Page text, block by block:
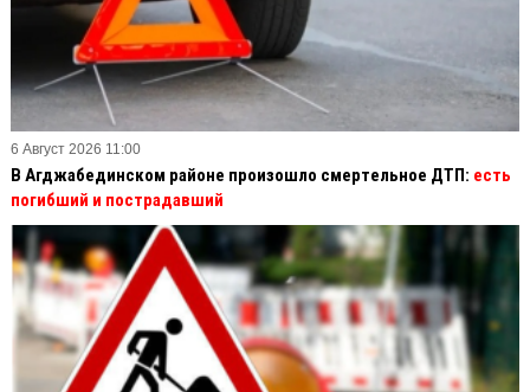
6 Август 2026 11:00
В Агджабединском районе произошло смертельное ДТП: есть
погибший и пострадавший